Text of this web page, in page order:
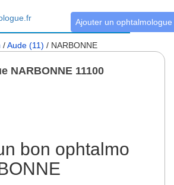
Ajouter un ophtalmologue
/Aude (11) / NARBONNE
NARBONNE 11100
bon ophtalmo